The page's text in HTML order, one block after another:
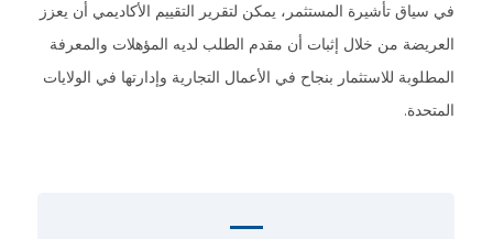
في سياق تأشيرة المستثمر، يمكن لتقرير التقييم الأكاديمي أن يعزز
العريضة من خلال إثبات أن مقدم الطلب لديه المؤهلات والمعرفة
المطلوبة للاستثمار بنجاح في الأعمال التجارية وإدارتها في الولايات
المتحدة.